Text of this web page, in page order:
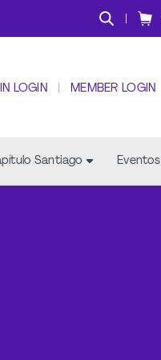
LOGIN MEMBER LOGIN
Santiago Eventos